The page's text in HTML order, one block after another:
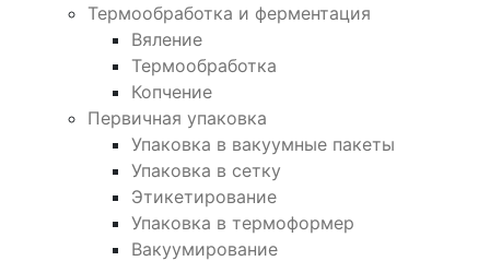
Термообработка и ферментация
Вяление
Термообработка
Копчение
Первичная упаковка
Упаковка в вакуумные пакеты
Упаковка в сетку
Этикетирование
Упаковка в термоформер
Вакуумирование